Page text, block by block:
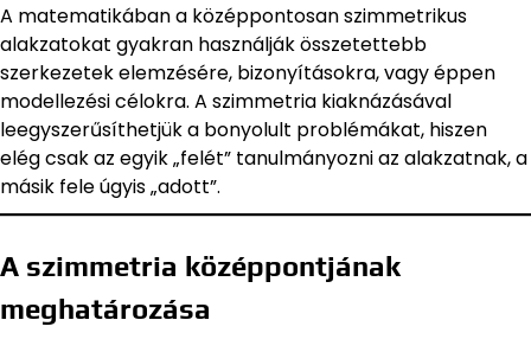
A matematikában a középpontosan szimmetrikus
alakzatokat gyakran használják összetettebb
szerkezetek elemzésére, bizonyításokra, vagy éppen
modellezési célokra. A szimmetria kiaknázásával
leegyszerűsíthetjük a bonyolult problémákat, hiszen
elég csak az egyik „felét” tanulmányozni az alakzatnak, a
másik fele úgyis „adott”.
A szimmetria középpontjának
meghatározása